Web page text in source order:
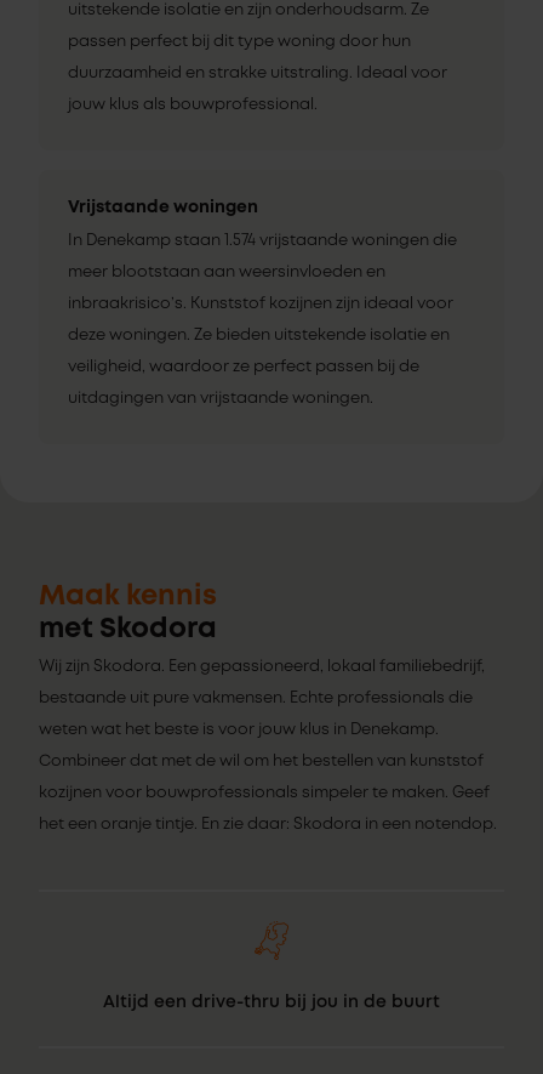
uitstekende isolatie en zijn onderhoudsarm. Ze
passen perfect bij dit type woning door hun
duurzaamheid en strakke uitstraling. Ideaal voor
jouw klus als bouwprofessional.
Vrijstaande woningen
In Denekamp staan 1.574 vrijstaande woningen die
meer blootstaan aan weersinvloeden en
inbraakrisico’s. Kunststof kozijnen zijn ideaal voor
deze woningen. Ze bieden uitstekende isolatie en
veiligheid, waardoor ze perfect passen bij de
uitdagingen van vrijstaande woningen.
Maak kennis
met Skodora
Wij zijn Skodora. Een gepassioneerd, lokaal familiebedrijf,
bestaande uit pure vakmensen. Echte professionals die
weten wat het beste is voor jouw klus in Denekamp.
Combineer dat met de wil om het bestellen van kunststof
kozijnen voor bouwprofessionals simpeler te maken. Geef
het een oranje tintje. En zie daar: Skodora in een notendop.
Altijd een drive-thru bij jou in de buurt